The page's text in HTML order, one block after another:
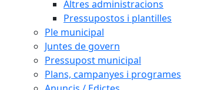
Altres administracions
Pressupostos i plantilles
Ple municipal
Juntes de govern
Pressupost municipal
Plans, campanyes i programes